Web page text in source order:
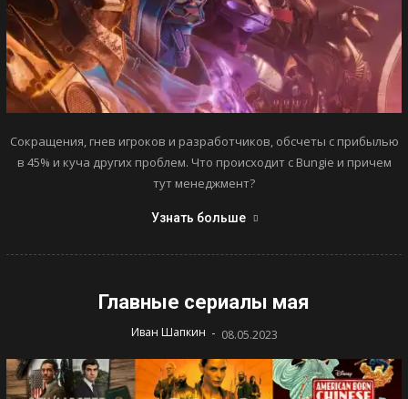
Сокращения, гнев игроков и разработчиков, обсчеты с прибылью
в 45% и куча других проблем. Что происходит с Bungie и причем
тут менеджмент?
Узнать больше
Главные сериалы мая
Иван Шапкин - 08.05.2023